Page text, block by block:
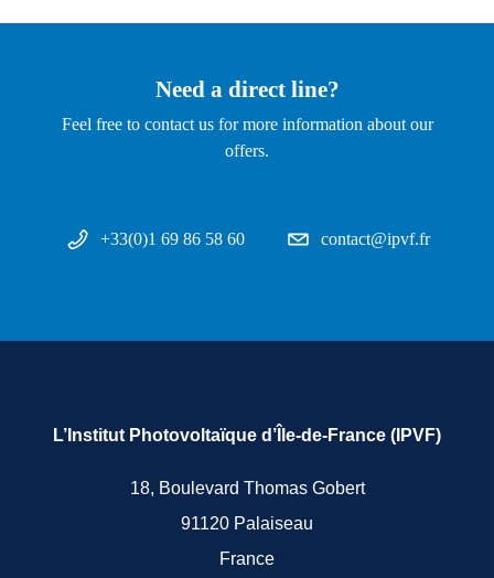
Need a direct line?
Feel free to contact us for more information about our
offers.
+33(0)1 69 86 58 60 contact@ipvf.fr
L’Institut Photovoltaïque d’Île-de-France (IPVF)
18, Boulevard Thomas Gobert
91120 Palaiseau
France